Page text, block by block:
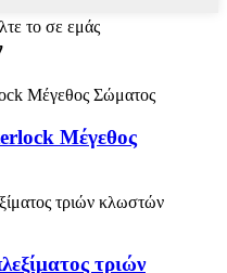
το σε εμάς
Μέγεθος
τριών